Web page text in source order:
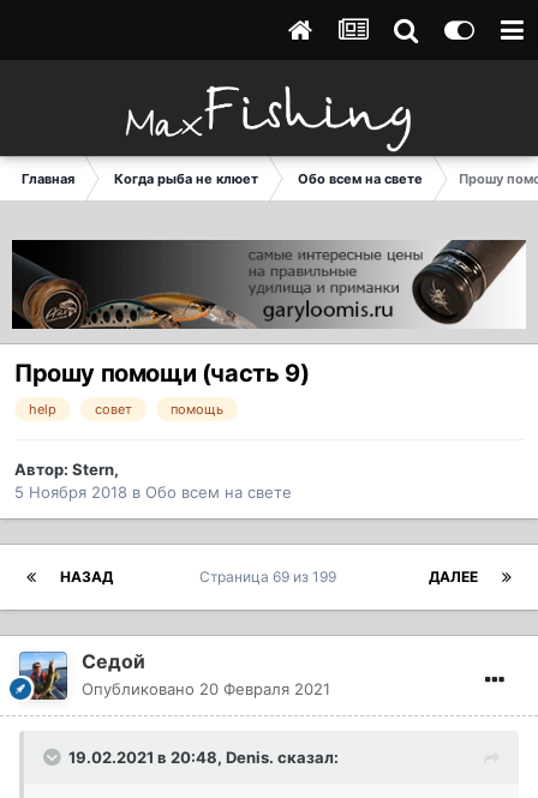
Главная Когда рыба не клюет Обо всем на свете Прошу
Прошу помощи (часть 9)
help совет помощь
Автор: Stern,
5 Ноября 2018 в Обо всем на свете
НАЗАД ДАЛЕЕ
Страница 69 из 199
Седой
Опубликовано 20 Февраля 2021
19.02.2021 в 20:48, Denis. сказал: